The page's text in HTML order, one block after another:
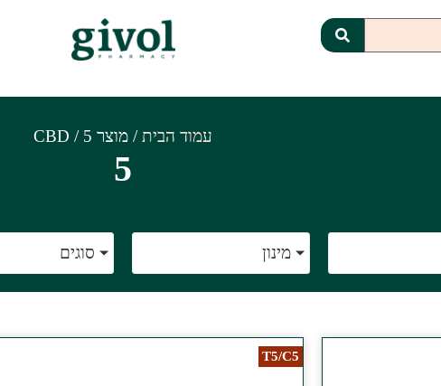
עמוד הבית/ מוצר CBD / 5
5
מינון סוגים
T5/C5